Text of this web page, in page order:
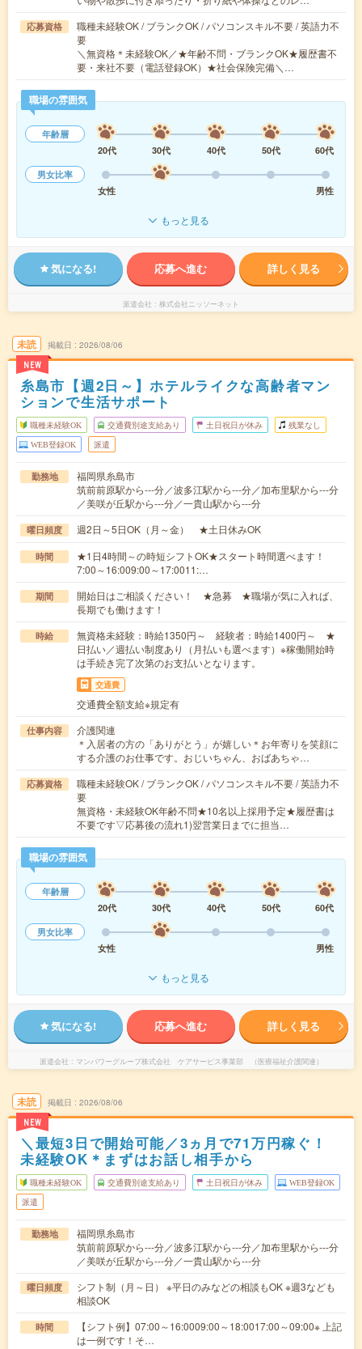
応募資格
職種未経験OK / ブランクOK / パソコンスキル不要 / 英語力不
要
＼無資格＊未経験OK／★年齢不問・ブランクOK★履歴書不
要・来社不要（電話登録OK）★社会保険完備＼…
職場の雰囲気
年齢層
20代
30代 40代 50代
60代
男女比率
女性
男性
もっと見る
気になる! 応募へ進む 詳しく見る
派遣会社 株式会社ニッソーネット
未読
NEW
掲載日 2026/08/06
糸島市【週2日～】ホテルライクな高齢者マン
ションで生活サポート
職種未経験OK 交通費別途支給あり 土日祝日が休み 残業なし
WEB登録OK 派遣
勤務地
福岡県糸島市
筑前前原駅から---分／波多江駅から---分／加布里駅から---分
／美咲が丘駅から---分／一貴山駅から---分
曜日頻度 週2日～5日OK（月～金） ★土日休みOK
時間
★1日4時間～の時短シフトOK★スタート時間選べます！
7:00～16:009:00～17:0011:…
期間
開始日はご相談ください！ ★急募 ★職場が気に入れば、
長期でも働けます！
時給
無資格未経験：時給1350円～ 経験者：時給1400円～ ★
日払い／週払い制度あり（月払いも選べます）※稼働開始時
は手続き完了次第のお支払いとなります。
交通費
交通費全額支給※規定有
仕事内容
介護関連
＊入居者の方の「ありがとう」が嬉しい＊お年寄りを笑顔に
する介護のお仕事です。おじいちゃん、おばあちゃ…
応募資格
職種未経験OK / ブランクOK / パソコンスキル不要 / 英語力不
要
無資格・未経験OK年齢不問★10名以上採用予定★履歴書は
不要です▽応募後の流れ1)翌営業日までに担当…
職場の雰囲気
年齢層
20代
30代 40代 50代
60代
男女比率
女性
男性
もっと見る
気になる! 応募へ進む 詳しく見る
派遣会社 マンパワーグループ株式会社 ケアサービス事業部 （医療福祉介護関連）
未読
NEW
掲載日 2026/08/06
＼最短3日で開始可能／3ヵ月で71万円稼ぐ！
未経験OK＊まずはお話し相手から
職種未経験OK 交通費別途支給あり 土日祝日が休み WEB登録OK
派遣
勤務地
福岡県糸島市
筑前前原駅から---分／波多江駅から---分／加布里駅から---分
／美咲が丘駅から---分／一貴山駅から---分
曜日頻度
シフト制（月～日） ※平日のみなどの相談もOK ※週3なども
相談OK
時間
【シフト例】07:00～16:0009:00～18:0017:00～09:00※ 上記
は一例です！そ…